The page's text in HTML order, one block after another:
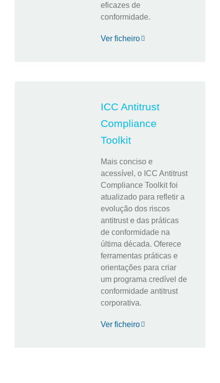
eficazes de
conformidade.
Ver ficheiro
ICC Antitrust
Compliance
Toolkit
Mais conciso e
acessível, o ICC Antitrust
Compliance Toolkit foi
atualizado para refletir a
evolução dos riscos
antitrust e das práticas
de conformidade na
última década. Oferece
ferramentas práticas e
orientações para criar
um programa credível de
conformidade antitrust
corporativa.
Ver ficheiro